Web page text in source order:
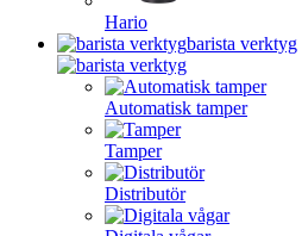
Hario
barista verktyg
Automatisk tamper
Tamper
Distributör